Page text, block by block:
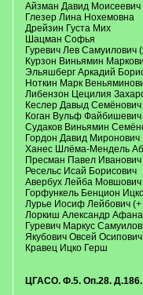
Айзман Давид Моисеевич
Глезер Лина Нохемовна
Дрейзин Густа Мих
Шацман Софья
Гуревич Лев Самуилович
Курзон Виньямин
Эльяшберг Аркадий
Ноткин Марк
Либензон Цецилия
Кеслер Давыд
Коган Вульф Файбишевич
Судаков Виньямин
Гордон Давид Миронович
Ханес Шлёма-Мендель
Пресман Павел Иванович
Ресельс Исай Борисович
Авербух Лейба Мовшович
Горфункель Бенцион
Лурье Иосиф Лейбович (+
Лоркиш Александр
Гуревич Маркус
Якубович Овсей Осипович
Кравец Ицко Герш
ЦГАСО. Ф.5. Оп.28. Д.186.